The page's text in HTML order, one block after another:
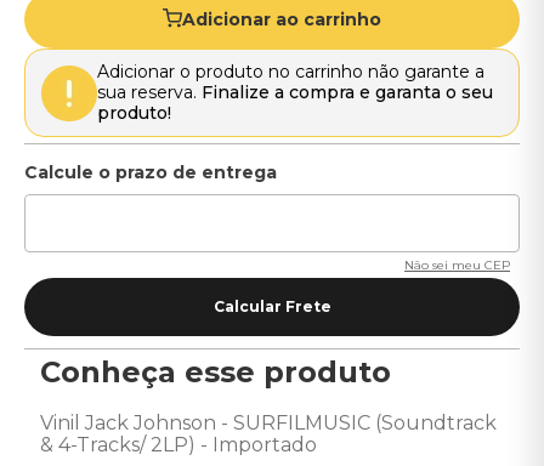
Adicionar ao carrinho
Adicionar o produto no carrinho não garante a
sua reserva. Finalize a compra e garanta o seu
produto!
Não sei meu CEP
Conheça esse produto
Vinil Jack Johnson - SURFILMUSIC (Soundtrack
& 4-Tracks/ 2LP) - Importado